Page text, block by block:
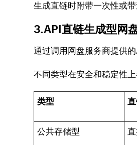
生成直链时附带一次性或
3.API直链生成型网
通过调用网盘服务商提供
不同类型在安全和稳定性
类型
公共存储型